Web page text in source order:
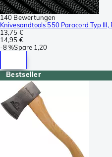
140 Bewertungen
Knivesandtools 550 Paracord Typ
13,75 €
14,95 €
-8 %Spare 1,20
Bestseller